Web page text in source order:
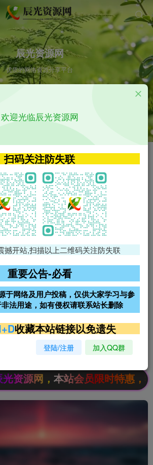
辰光资源网
优质的网络资源分享平台
APP源码
火
影视源码
影视源码
包
腾讯轻量4核4G3M服务器38元/
务器68元/
雨云高防免备案服务器
招租 超低价文字广告位招租
超低价文字广告位招租
网，本站会员限时特惠，SVIP
欢迎光临辰光资源网
扫码关注防失联
撼开站,扫描以上二维码关注防失联
重要公告-必看
于网络及用户投稿，仅供大家学习与参
法用途，如有侵权请联系站长删除
收藏本站链接以免遗失
登陆/注册 加入QQ群